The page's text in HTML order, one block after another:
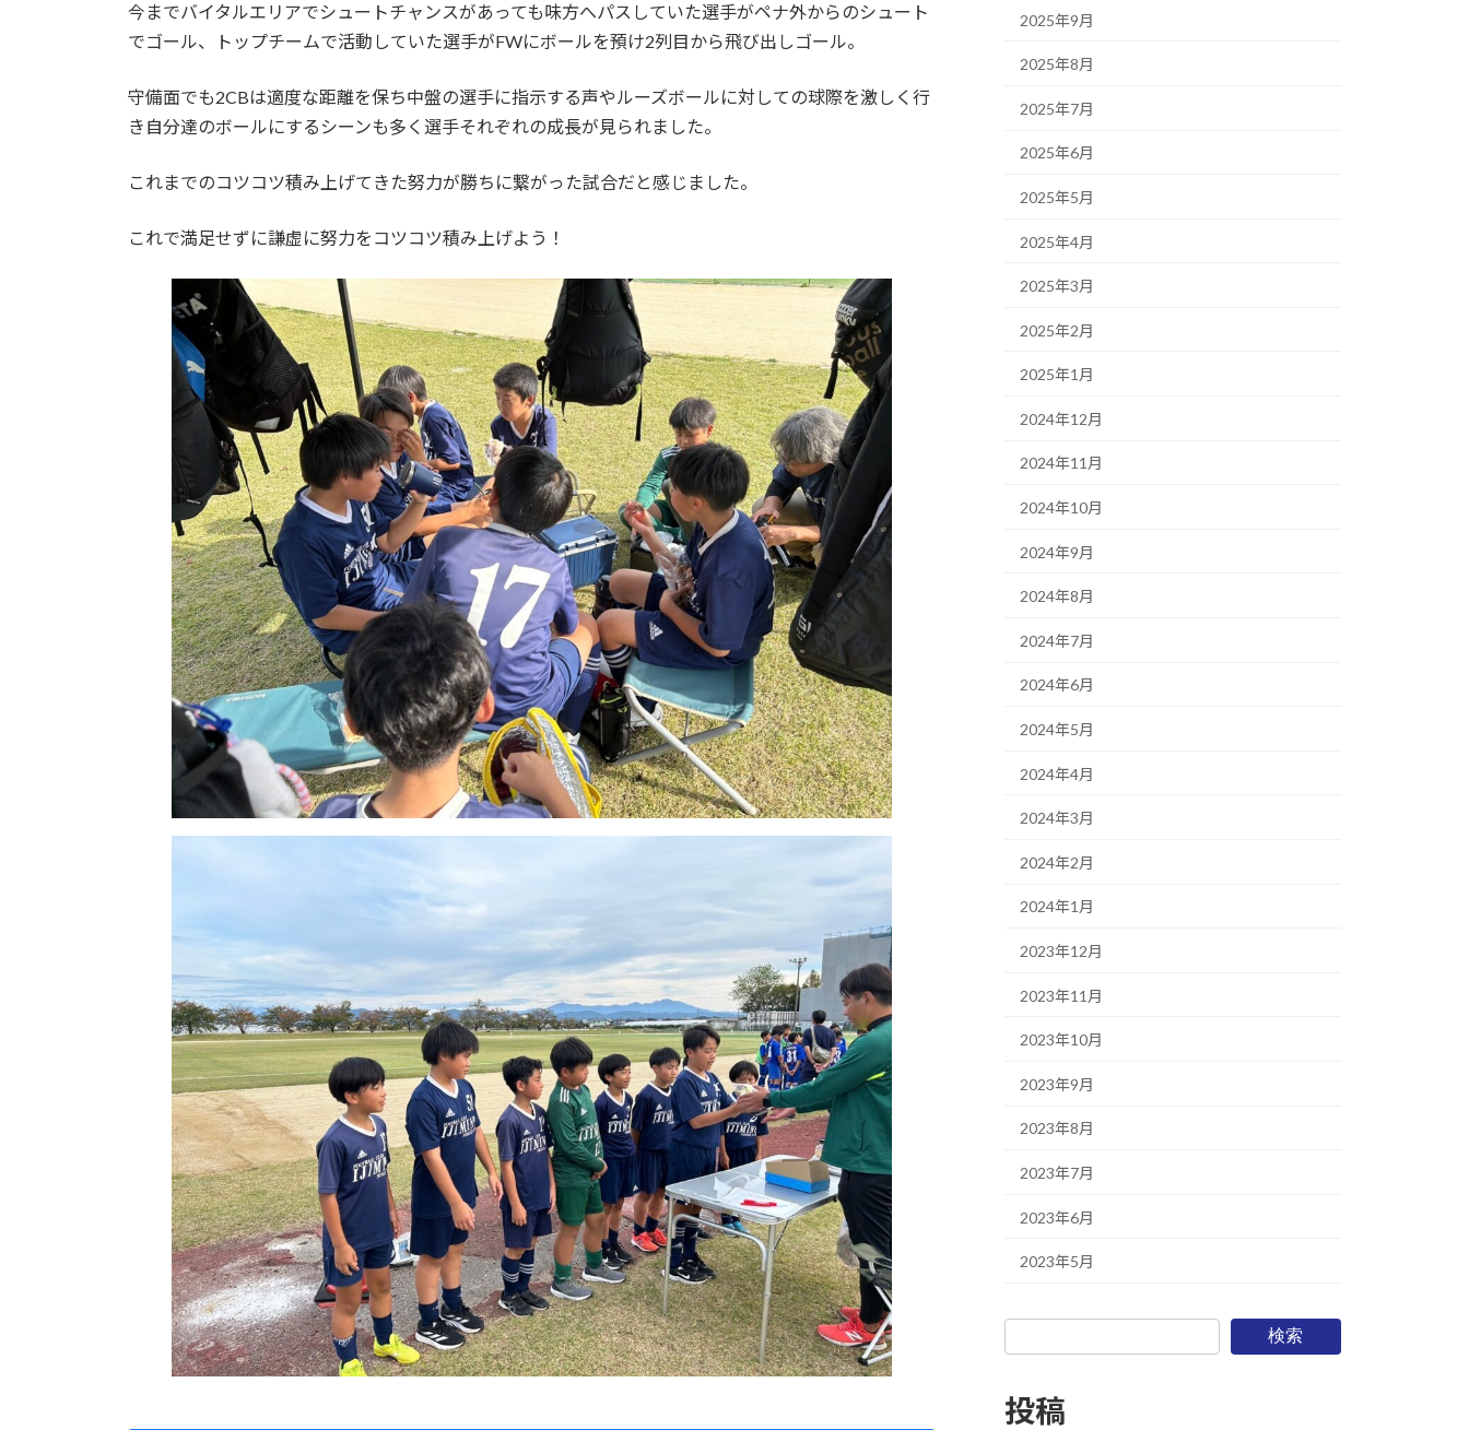
今までバイタルエリアでシュートチャンスがあっても味方へパスしていた選手がペナ外からのシュート
でゴール、トップチームで活動していた選手がFWにボールを預け2列目から飛び出しゴール。
守備面でも2CBは適度な距離を保ち中盤の選手に指示する声やルーズボールに対しての球際を激しく行
き自分達のボールにするシーンも多く選手それぞれの成長が見られました。
これまでのコツコツ積み上げてきた努力が勝ちに繋がった試合だと感じました。
これで満足せずに謙虚に努力をコツコツ積み上げよう！
2025年9月
2025年8月
2025年7月
2025年6月
2025年5月
2025年4月
2025年3月
2025年2月
2025年1月
2024年12月
2024年11月
2024年10月
2024年9月
2024年8月
2024年7月
2024年6月
2024年5月
2024年4月
2024年3月
2024年2月
2024年1月
2023年12月
2023年11月
2023年10月
2023年9月
2023年8月
2023年7月
2023年6月
2023年5月
検索
投稿